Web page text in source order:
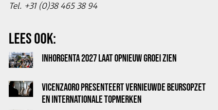
Tel. +31 (0)38 465 38 94
LEES OOK:
INHORGENTA 2027 LAAT OPNIEUW GROEI ZIEN
VICENZAORO PRESENTEERT VERNIEUWDE BEURSOPZET
EN INTERNATIONALE TOPMERKEN